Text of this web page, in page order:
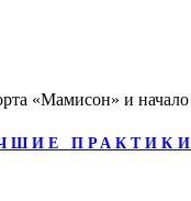
ПРАКТИКИ